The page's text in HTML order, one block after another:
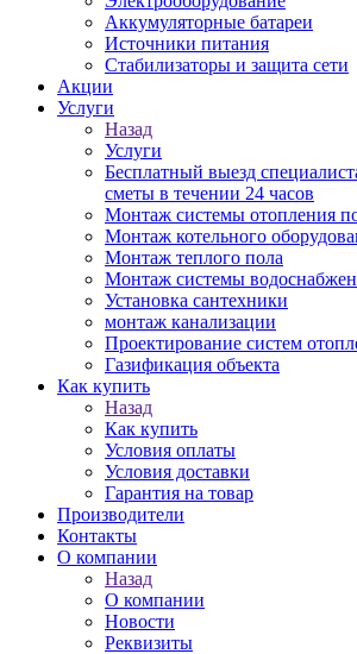
Аккумуляторные батареи
Источники питания
Стабилизаторы и защита сети
Акции
Услуги
Назад
Услуги
Бесплатный выезд
сметы в течении 24 часов
Монтаж системы отопления
Монтаж котельного
Монтаж теплого пола
Монтаж системы
Установка сантехники
монтаж канализации
Проектирование систем
Газификация объекта
Как купить
Назад
Как купить
Условия оплаты
Условия доставки
Гарантия на товар
Производители
Контакты
О компании
Назад
О компании
Новости
Реквизиты